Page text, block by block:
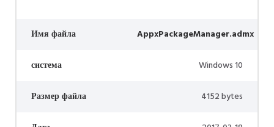
Имя файла AppxPackageManager.admx
система Windows 10
Размер файла 4152 bytes